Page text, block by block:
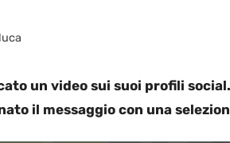
un video sui suoi profili
il messaggio con una